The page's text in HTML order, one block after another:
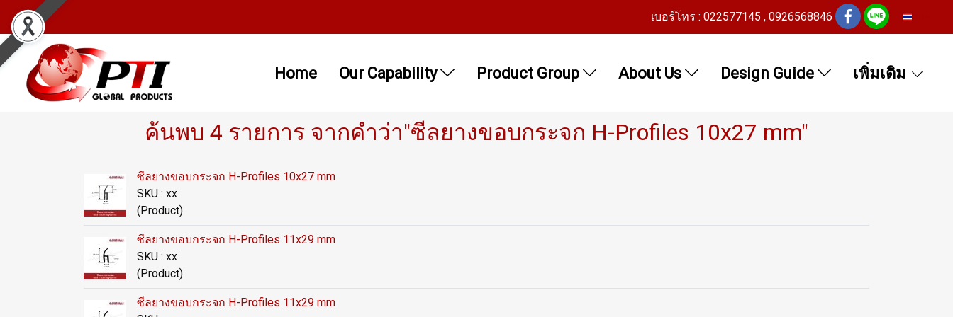
เบอร์โทร : 022577145 , 0926568846
Home Our Capability Product Group About Us Design Guide เพิ่มเติม
ค้นพบ 4 รายการ จากคำว่า"ซีลยางขอบกระจก H-Profiles 10x27 mm"
ซีลยางขอบกระจก H-Profiles 10x27 mm
SKU : xx
(Product)
ซีลยางขอบกระจก H-Profiles 11x29 mm
SKU : xx
(Product)
ซีลยางขอบกระจก H-Profiles 11x29 mm